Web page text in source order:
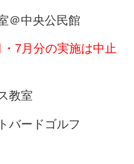
＠中央公民館
月分の実施は中止
教室
バードゴルフ